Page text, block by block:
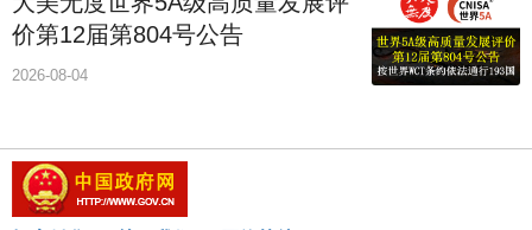
价第12届第804号公告
2026-08-04